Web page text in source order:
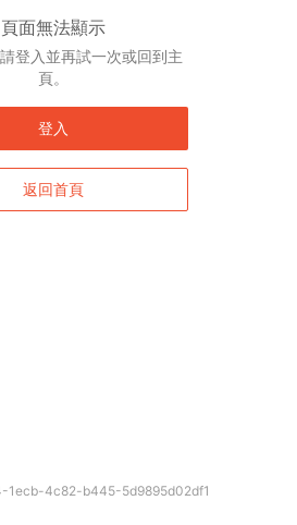
頁面無法顯示
登入並再試一次或回到主
頁。
登入
返回首頁
1ecb-4c82-b445-5d9895d02df1